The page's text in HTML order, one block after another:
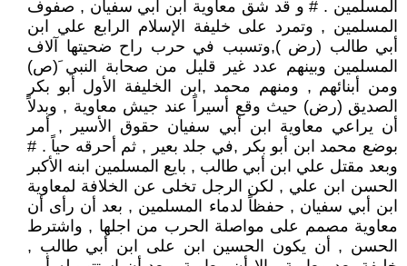
المسلمين . # و قد شق معاوية أبن أبي سفيان , صفوف
المسلمين , وتمرد على خليفة الإسلام الرابع علي ابن
أبي طالب (رض ),وتسبب في حرب راح ضحيتها آلاف
المسلمين وبينهم عدد غير قليل من صحابة النبي َ(ص)
ومن أبنائهم , ومنهم محمد ,ابن الخليفة الأول أبو بكر
الصديق (رض) حيث وقع أسيراً عند جيش معاوية , وبدلاً
أن يراعي معاوية ابن أبي سفيان حقوق الأسير , أمر
بوضع محمد ابن أبو بكر ,في جلد بعير , ثم أحرقه حياً . #
وبعد مقتل علي ابن أبي طالب , بايع المسلمين ابنه الأكبر
الحسن ابن علي , لكن الرجل تخلى عن الخلافة لمعاوية
ابن أبي سفيان , حفظاً لدماء المسلمين , بعد أن رأى أن
معاوية مصمم على مواصلة الحرب من اجلها , واشترط
الحسن , أن يكون الحسين ابن على ابن أبي طالب ,